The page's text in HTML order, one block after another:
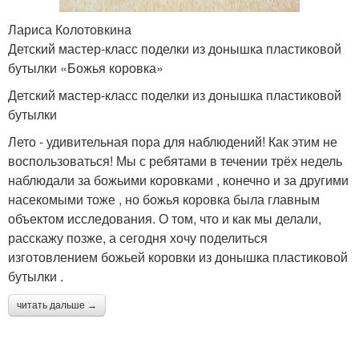
Лариса Колотовкина
Детский мастер-класс поделки из донышка пластиковой
бутылки «Божья коровка»
Детский мастер-класс поделки из донышка пластиковой
бутылки
Лето - удивительная пора для наблюдений! Как этим не
воспользоваться! Мы с ребятами в течении трёх недель
наблюдали за божьими коровками , конечно и за другими
насекомыми тоже , но божья коровка была главным
объектом исследования. О том, что и как мы делали,
расскажу позже, а сегодня хочу поделиться
изготовлением божьей коровки из донышка пластиковой
бутылки .
читать дальше →